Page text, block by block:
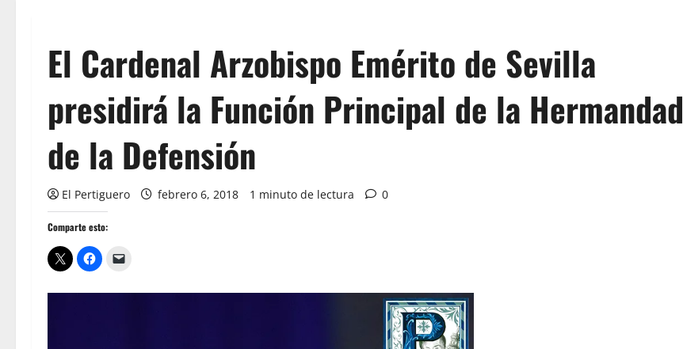
El Cardenal Arzobispo Emérito de Sevilla
presidirá la Función Principal de la Hermandad
de la Defensión
El Pertiguero febrero 6, 2018 1 minuto de lectura 0
Comparte esto: